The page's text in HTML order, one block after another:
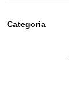
Categoria